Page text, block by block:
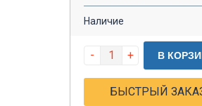
Наличие
- + В
БЫСТРЫЙ